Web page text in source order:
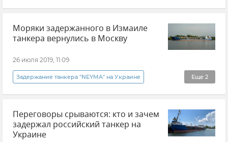
Видео В мире Новости Визуал
Моряки задержанного в Измаиле
танкера вернулись в Москву
26 июля 2019, 11:09
Еще 2
Задержание танкера "NEYMA" на Украине
В мире Новости
Переговоры срываются: кто и зачем
задержал российский танкер на
Украине